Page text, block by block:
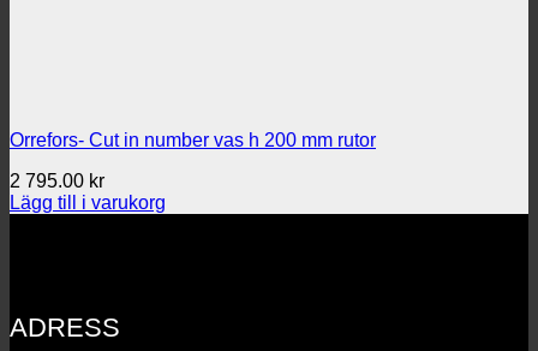
Orrefors- Cut in number vas h 200 mm rutor
2 795.00 kr
Lägg till i varukorg
ADRESS